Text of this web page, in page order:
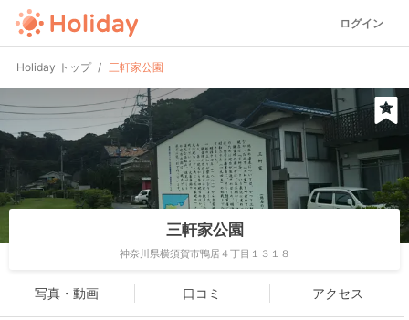
ログイン
Holiday トップ 三軒家公園
三軒家公園
神奈川県横須賀市鴨居４丁目１３１８
写真・動画 口コミ アクセス